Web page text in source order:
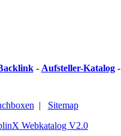
- Aufsteller-Katalog-
| Sitemap
Webkatalog V2.0